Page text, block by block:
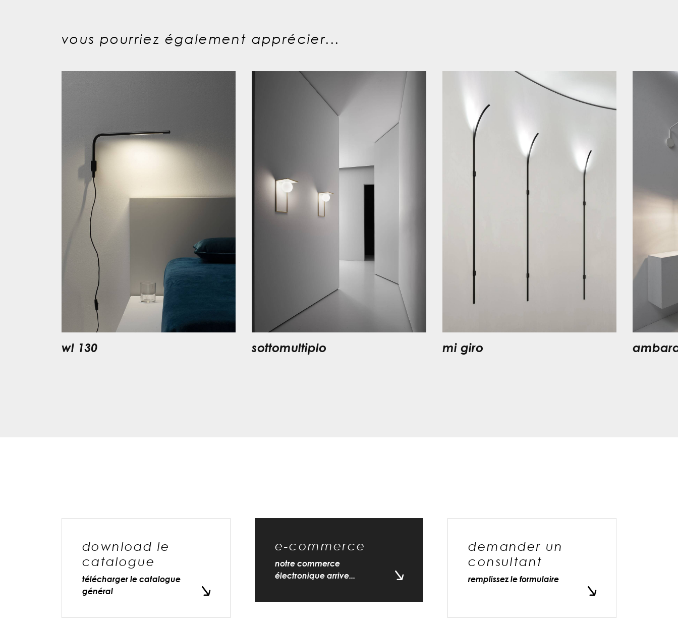
vous pourriez également apprécier...
wl 130 sottomultiplo mi giro
download le
catalogue
télécharger le catalogue
général
e-commerce
notre commerce
électronique arrive...
demander un
consultant
remplissez le formulaire